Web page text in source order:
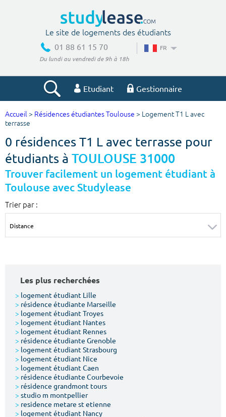
Le site de logements des étudiants
01 88 61 15 70
Du lundi au vendredi de 9h à 18h
FR
Etudiant Gestionnaire
Votre recherche
Ville, école
Budget min
€
Budget max
€
Surface min Surface max
Type de location
Votre date d'entrée
Chercher
Accueil > Résidences étudiantes Toulouse > Logement T1 L avec
terrasse
0 résidences T1 L avec terrasse pour
étudiants à TOULOUSE 31000
Trouver facilement un logement étudiant à
Toulouse avec Studylease
Trier par :
Les plus recherchées
> logement étudiant Lille
> résidence étudiante Marseille
> logement étudiant Troyes
> logement étudiant Nantes
> logement étudiant Rennes
> résidence étudiante Grenoble
> logement étudiant Strasbourg
> logement étudiant Nice
> logement étudiant Caen
> résidence étudiante Courbevoie
> résidence grandmont tours
> studio m montpellier
> residence metare st etienne
> logement étudiant Nancy